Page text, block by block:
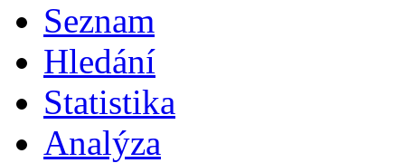
Seznam
Hledání
Statistika
Analýza